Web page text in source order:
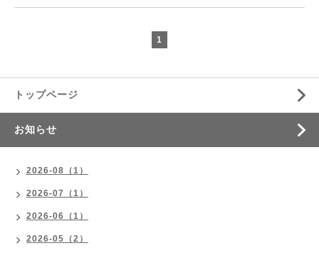
1
トップページ
お知らせ
2026-08（1）
2026-07（1）
2026-06（1）
2026-05（2）